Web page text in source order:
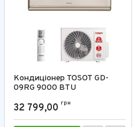
Кондиціонер TOSOT GD-
09RG 9000 BTU
32 799,00 грн